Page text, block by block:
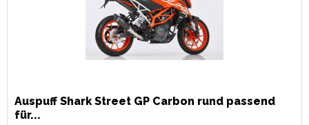
Auspuff Shark Street GP Carbon rund passend
für...